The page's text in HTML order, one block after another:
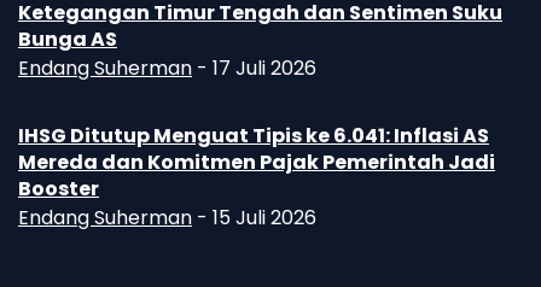
Ketegangan Timur Tengah dan Sentimen Suku
Bunga AS
Endang Suherman - 17 Juli 2026
IHSG Ditutup Menguat Tipis ke 6.041: Inflasi AS
Mereda dan Komitmen Pajak Pemerintah Jadi
Booster
Endang Suherman - 15 Juli 2026